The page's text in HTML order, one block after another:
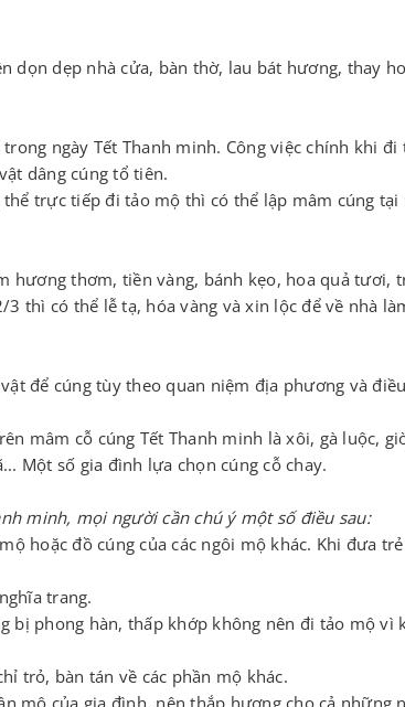
dọn dẹp nhà cửa, bàn thờ, lau bát hương, thay
ngày Tết Thanh minh. Công việc chính khi
dâng cúng tổ tiên.
trực tiếp đi tảo mộ thì có thể lập mâm cúng
hương thơm, tiền vàng, bánh kẹo, hoa quả tươi,
thì có thể lễ tạ, hóa vàng và xin lộc để về nhà
để cúng tùy theo quan niệm địa phương và
mâm cỗ cúng Tết Thanh minh là xôi, gà luộc,
Một số gia đình lựa chọn cúng cỗ chay.
minh, mọi người cần chú ý một số điều sau:
hoặc đồ cúng của các ngôi mộ khác. Khi đưa
trang.
bị phong hàn, thấp khớp không nên đi tảo mộ vì
trỏ, bàn tán về các phần mộ khác.
mộ của gia đình, nên thắp hương cho cả những